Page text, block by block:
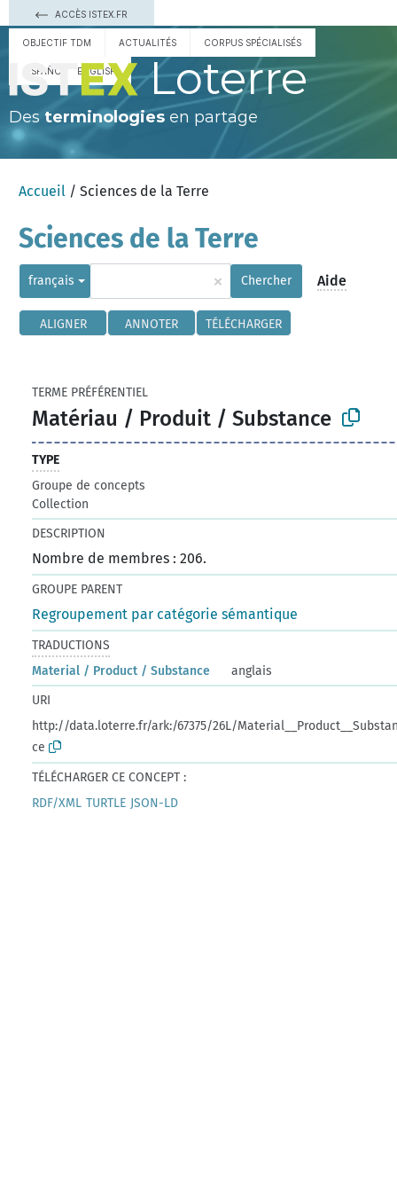
ACCÈS ISTEX.FR
OBJECTIF TDM ACTUALITÉS CORPUS SPÉCIALISÉS
ESPAÑOL ENGLISH Loterre
Des terminologies en partage
Accueil / Sciences de la Terre
Sciences de la Terre
français × Chercher Aide
ALIGNER ANNOTER TÉLÉCHARGER
TERME PRÉFÉRENTIEL
Matériau / Produit / Substance
TYPE
Groupe de concepts
Collection
DESCRIPTION
Nombre de membres : 206.
GROUPE PARENT
Regroupement par catégorie sémantique
TRADUCTIONS
Material / Product / Substance
anglais
URI
http://data.loterre.fr/ark:/67375/26L/
ce
TÉLÉCHARGER CE CONCEPT :
RDF/XML TURTLE JSON-LD